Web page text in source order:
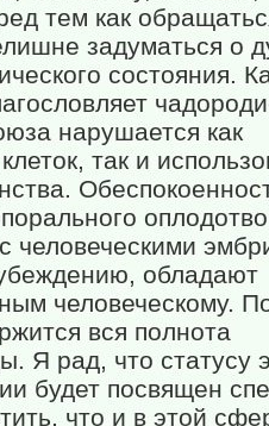
тем как
задуматься о
состояния.
нарушается как
так и
человеческими
обладают
человеческому.
вся полнота
Я рад, что статусу
будет посвящен
что и в этой